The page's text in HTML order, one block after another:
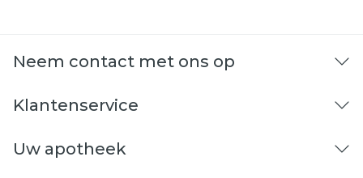
Neem contact met ons op
Klantenservice
Uw apotheek